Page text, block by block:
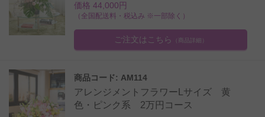
価格 44,000円
（全国配送料・税込み ※一部除く）
ご注文はこちら （商品詳細）
商品コード: AM114
アレンジメントフラワーLサイズ 黄
色・ピンク系 2万円コース